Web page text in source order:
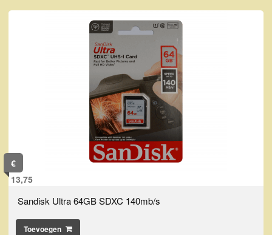
€
13,75
Sandisk Ultra 64GB SDXC 140mb/s
Toevoegen